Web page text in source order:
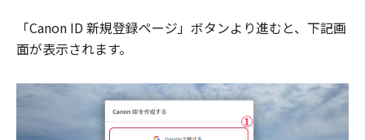
「Canon ID 新規登録ページ」ボタンより進むと、下記画
面が表示されます。